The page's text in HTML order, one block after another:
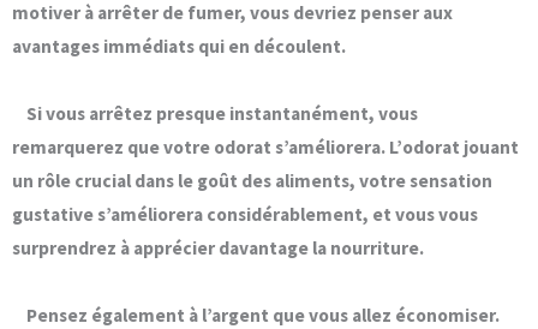
motiver à arrêter de fumer, vous devriez penser aux
avantages immédiats qui en découlent.
Si vous arrêtez presque instantanément, vous
remarquerez quevotre odorat s’améliorera. L’odorat jouant
un rôle crucial dans le goût des aliments, votre sensation
gustative s’améliorera considérablement, et vous vous
surprendrez à apprécier davantage la nourriture.
Pensez également à l’argent que vous allez économiser.